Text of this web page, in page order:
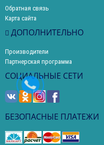
Обратная связь
Карта сайта
ДОПОЛНИТЕЛЬНО
Производители
Партнерская программа
СОЦИАЛЬНЫЕ СЕТИ
БЕЗОПАСНЫЕ ПЛАТЕЖИ